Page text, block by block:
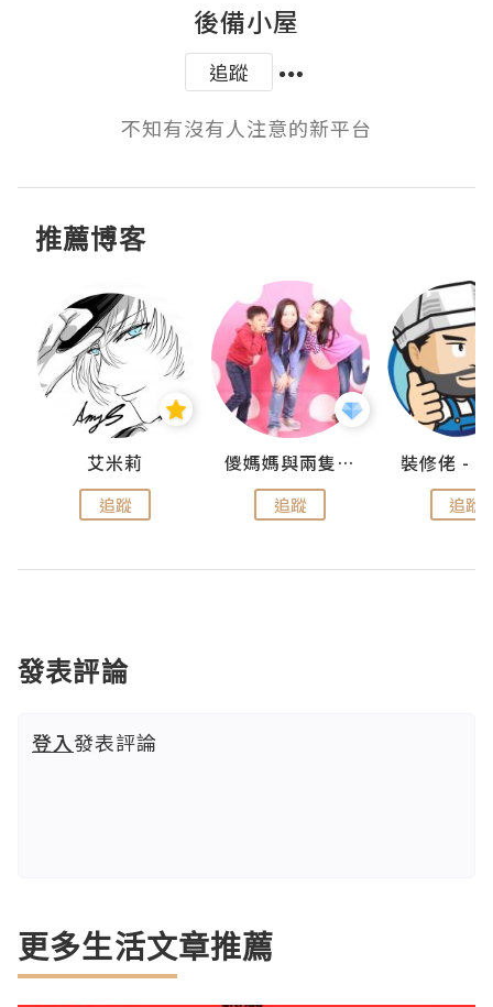
後備小屋
追蹤
不知有沒有人注意的新平台
推薦博客
艾米莉
追蹤
儍媽媽與兩隻小魔怪之家
追蹤 追蹤
發表評論
登入發表評論
更多生活文章推薦